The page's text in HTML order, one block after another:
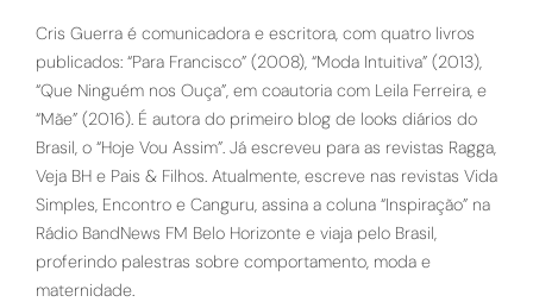
Cris Guerra é comunicadora e escritora, com quatro livros
publicados: “Para Francisco” (2008), “Moda Intuitiva” (2013),
“Que Ninguém nos Ouça”, em coautoria com Leila Ferreira, e
“Mãe” (2016). É autora do primeiro blog de looks diários do
Brasil, o “Hoje Vou Assim”. Já escreveu para as revistas Ragga,
Veja BH e Pais & Filhos. Atualmente, escreve nas revistas Vida
Simples, Encontro e Canguru, assina a coluna “Inspiração” na
Rádio BandNews FM Belo Horizonte e viaja pelo Brasil,
proferindo palestras sobre comportamento, moda e
maternidade.